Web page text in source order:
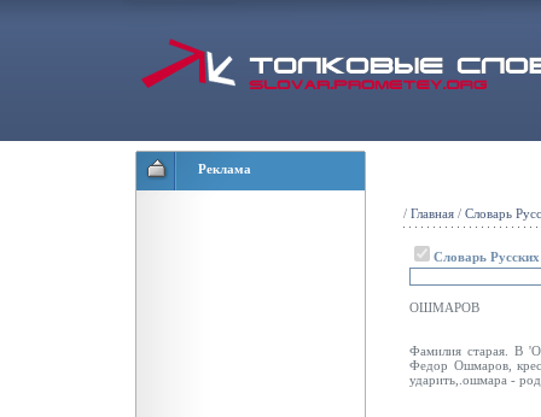
Реклама
/ Главная / Словарь
Словарь
ОШМАРОВ
Фамилия старая. В
Федор Ошмаров,
ударить,.ошмара -